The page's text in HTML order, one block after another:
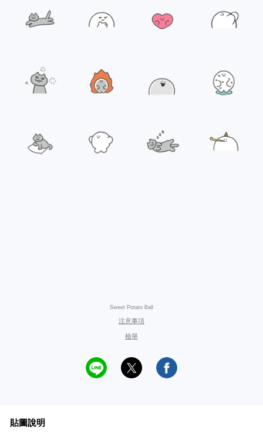
Sweet Potato Ball
注意事項
檢舉
貼圖說明